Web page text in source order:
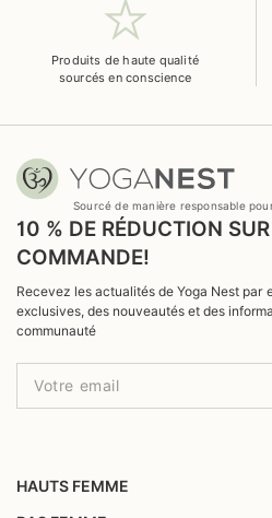
Produits de haute qualité
sourcés en conscience
Sourcé de manière responsable
10 % DE RÉDUCTION
COMMANDE!
Recevez les actualités de Yoga Nest par
exclusives, des nouveautés et des
communauté
HAUTS FEMME
Yoga Tops